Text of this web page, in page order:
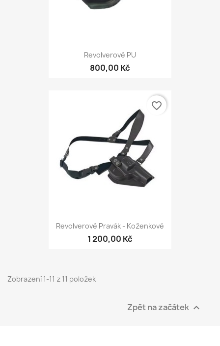
Revolverové PU
800,00 Kč
Revolverové Pravák - Koženkové
1 200,00 Kč
favorite_border
Zobrazení 1-11 z 11 položek
Zpět na začátek 